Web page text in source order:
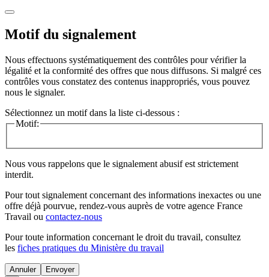
Motif du signalement
Nous effectuons systématiquement des contrôles pour vérifier la
légalité et la conformité des offres que nous diffusons. Si malgré ces
contrôles vous constatez des contenus inappropriés, vous pouvez
nous le signaler.
Sélectionnez un motif dans la liste ci-dessous :
Motif:
Nous vous rappelons que le signalement abusif est strictement
interdit.
Pour tout signalement concernant des informations inexactes ou une
offre déjà pourvue, rendez-vous auprès de votre agence France
Travail ou contactez-nous
Pour toute information concernant le droit du travail, consultez
les fiches pratiques du Ministère du travail
Annuler